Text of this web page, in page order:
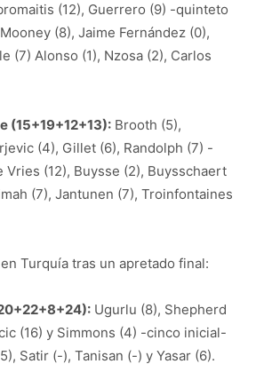
(12), Guerrero (9) -quinteto
(8), Jaime Fernández (0),
(7) Alonso (1), Nzosa (2), Carlos
(15+19+12+13): Brooth (5),
(4), Gillet (6), Randolph (7) -
(12), Buysse (2), Buysschaert
(7), Jantunen (7), Troinfontaines
Turquía tras un apretado final:
Ugurlu (8), Shepherd
(16) y Simmons (4) -cinco inicial-
Satir (-), Tanisan (-) y Yasar (6).